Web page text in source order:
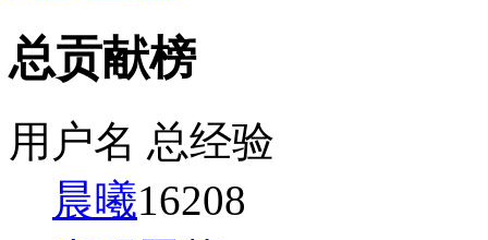
总贡献榜
用户名 总经验
晨曦16208